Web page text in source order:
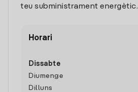
teu subministrament energètic.
Horari
Dissabte
Diumenge
Dilluns